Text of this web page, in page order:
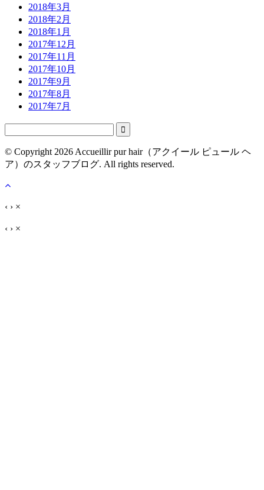
2018年3月
2018年2月
2018年1月
2017年12月
2017年11月
2017年10月
2017年9月
2017年8月
2017年7月

© Copyright 2026 Accueillir pur hair（アクイール ピュール ヘ
ア）のスタッフブログ. All rights reserved.
‹ › ×
‹ › ×